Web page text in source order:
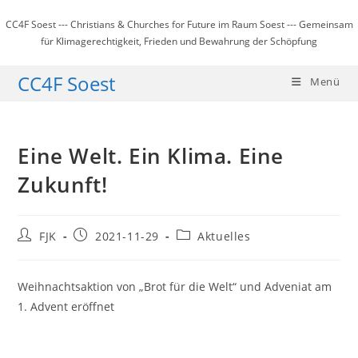
Inhalt
springen
CC4F Soest --- Christians & Churches for Future im Raum Soest --- Gemeinsam
für Klimagerechtigkeit, Frieden und Bewahrung der Schöpfung
CC4F Soest Menü
Eine Welt. Ein Klima. Eine
Zukunft!
Beitrags-
FJK
Beitrag2021-11-29
Beitrags-
Aktuelles
Weihnachtsaktion von „Brot für die Welt“ und Adveniat am
1. Advent eröffnet